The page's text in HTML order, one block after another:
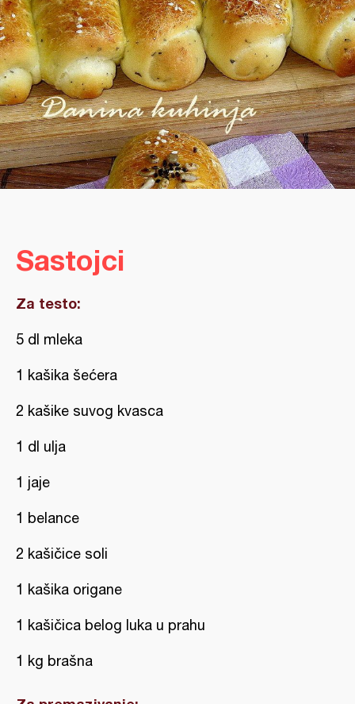
Sastojci
Za testo:
5 dl mleka
1 kašika šećera
2 kašike suvog kvasca
1 dl ulja
1 jaje
1 belance
2 kašičice soli
1 kašika origane
1 kašičica belog luka u prahu
1 kg brašna